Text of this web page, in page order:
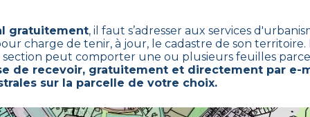
gratuitement, il faut s’adresser aux services
charge de tenir, à jour, le cadastre de son territoire.
section peut comporter une ou plusieurs feuilles
de recevoir, gratuitement et directement par e-
sur la parcelle de votre choix.